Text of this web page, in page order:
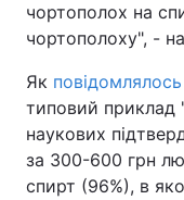
чортополох на
чортополоху", -
Як повідомлялось
типовий приклад
наукових
за 300-600 грн
спирт (96%), в